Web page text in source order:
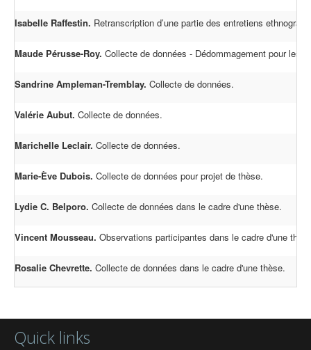
Isabelle Raffestin. Retranscription d’une partie des entretiens
Maude Pérusse-Roy. Collecte de données - Dédommagement pour les
Sandrine Ampleman-Tremblay. Collecte de données.
Valérie Aubut. Collecte de données.
Marichelle Leclair. Collecte de données.
Marie-Ève Dubois. Collecte de données pour projet de thèse.
Lydie C. Belporo. Collecte de données dans le cadre d'une thèse.
Vincent Mousseau. Observations participantes dans le cadre d'une
Rosalie Chevrette. Collecte de données dans le cadre d'une thèse.
Quick links